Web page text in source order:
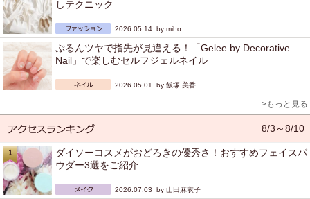
しテクニック
2026.05.14 by miho
ぷるんツヤで指先が見違える！「Gelee by Decorative
Nail」で楽しむセルフジェルネイル
2026.05.01 by 飯塚 美香
>もっと見る
8/3～8/10
ダイソーコスメがおどろきの優秀さ！おすすめフェイスパ
ウダー3選をご紹介
2026.07.03 by 山田麻衣子